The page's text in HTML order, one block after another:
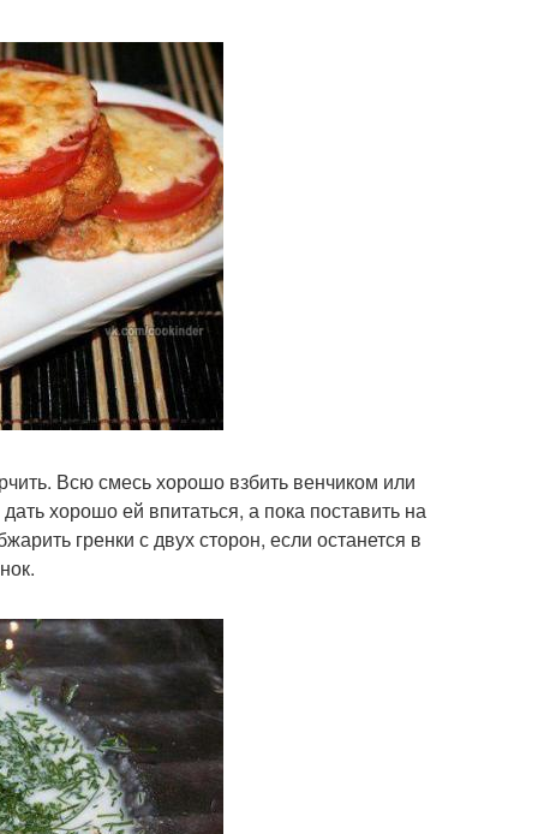
Всю смесь хорошо взбить венчиком или
хорошо ей впитаться, а пока поставить на
гренки с двух сторон, если останется в